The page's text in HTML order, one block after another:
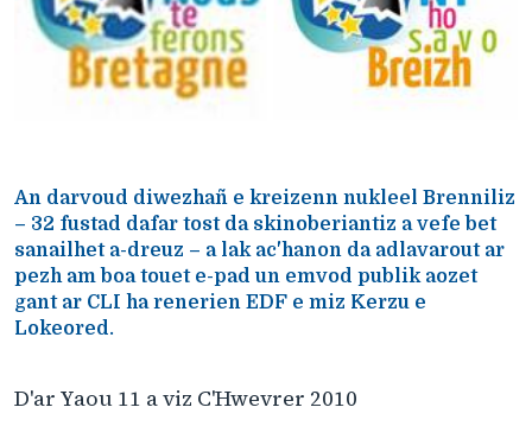
An darvoud diwezhañ e kreizenn nukleel Brenniliz
– 32 fustad dafar tost da skinoberiantiz a vefe bet
sanailhet a-dreuz – a lak ac'hanon da adlavarout ar
pezh am boa touet e-pad un emvod publik aozet
gant ar CLI ha renerien EDF e miz Kerzu e
Lokeored.
D'ar Yaou 11 a viz C'Hwevrer 2010